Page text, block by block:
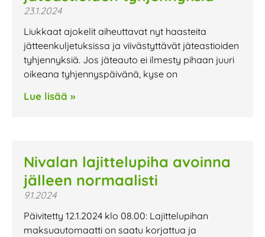
23.1.2024
Liukkaat ajokelit aiheuttavat nyt haasteita
jätteenkuljetuksissa ja viivästyttävät jäteastioiden
tyhjennyksiä. Jos jäteauto ei ilmesty pihaan juuri
oikeana tyhjennyspäivänä, kyse on
Lue lisää »
Nivalan lajittelupiha avoinna
jälleen normaalisti
9.1.2024
Päivitetty 12.1.2024 klo 08.00: Lajittelupihan
maksuautomaatti on saatu korjattua ja